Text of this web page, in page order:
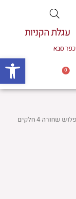
עגלת הקניות
0
עגלת
/ כיפה קטיפה פלוש שחורה 4 חלקים